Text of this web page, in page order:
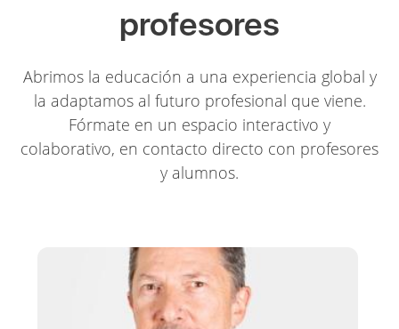
profesores
Abrimos la educación a una experiencia global y
la adaptamos al futuro profesional que viene.
Fórmate en un espacio interactivo y
colaborativo, en contacto directo con profesores
y alumnos.